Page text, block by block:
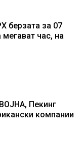
берзата за 07
мегават час, на
Пекинг
компании